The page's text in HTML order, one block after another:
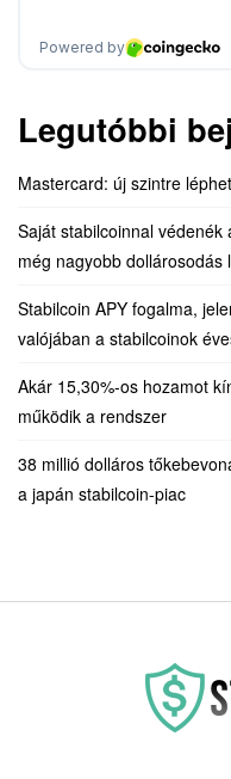
Legutóbbi
Mastercard: új szintre
Saját stabilcoinnal
még nagyobb dollárosodás
Stabilcoin APY fogalma,
valójában a stabilcoinok
Akár 15,30%-os hozamot
működik a rendszer
38 millió dolláros
a japán stabilcoin-piac